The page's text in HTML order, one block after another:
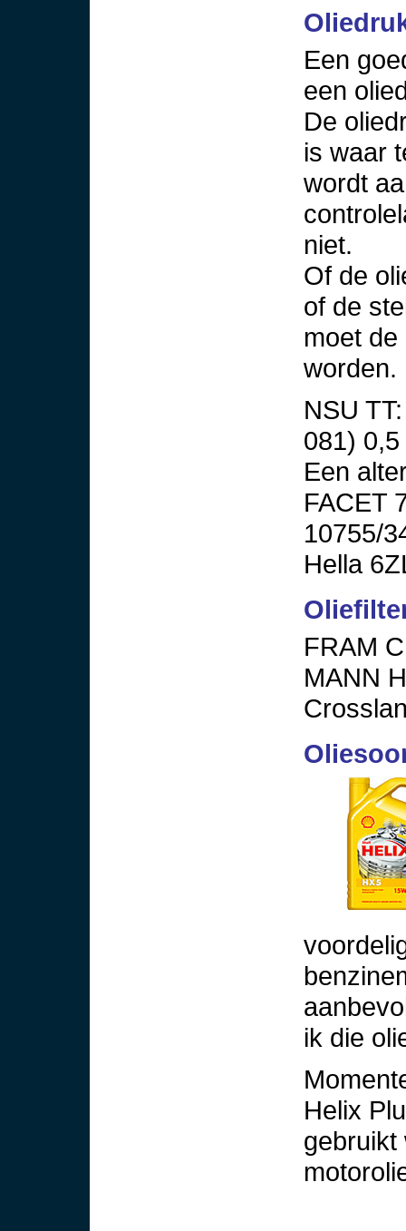
Een
een
De
is waar
wordt
niet.
Of de
of de
moet
worden.
NSU
081)
Een
FACET
10755/
Hella
FRAM
MANN
ik die
Helix
gebruikt